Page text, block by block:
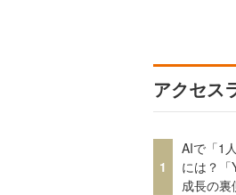
アクセス
1
AIで「1
には？「
成長の裏